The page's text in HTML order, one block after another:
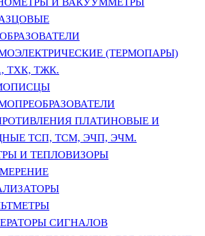
(ТЕРМОПАРЫ)
ТХК, ТЖК.
ПЛАТИНОВЫЕ И
ТСП, ТСМ, ЭЧП, ЭЧМ.
И ТЕПЛОВИЗОРЫ
СИГНАЛОВ